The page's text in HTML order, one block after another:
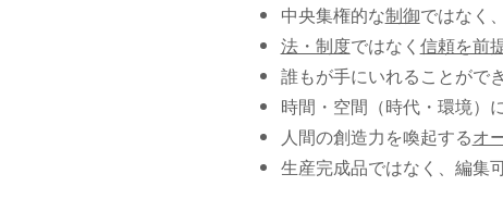
中央集権的な制御ではなく
法・制度ではなく 信頼を前
誰もが手にいれることがで
時間・空間（時代・環境）
人間の創造力を喚起するオ
生産完成品ではなく、編集